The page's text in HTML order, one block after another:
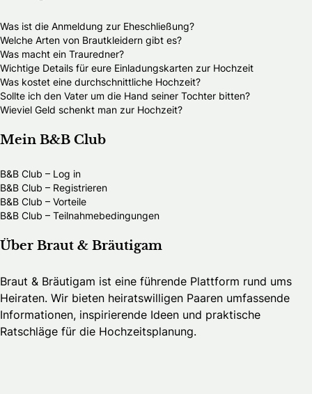
Was ist die Anmeldung zur Eheschließung?
Welche Arten von Brautkleidern gibt es?
Was macht ein Trauredner?
Wichtige Details für eure Einladungskarten zur Hochzeit
Was kostet eine durchschnittliche Hochzeit?
Sollte ich den Vater um die Hand seiner Tochter bitten?
Wieviel Geld schenkt man zur Hochzeit?
Mein B&B Club
B&B Club – Log in
B&B Club – Registrieren
B&B Club – Vorteile
B&B Club – Teilnahmebedingungen
Über Braut & Bräutigam
Braut & Bräutigam ist eine führende Plattform rund ums
Heiraten. Wir bieten heiratswilligen Paaren umfassende
Informationen, inspirierende Ideen und praktische
Ratschläge für die Hochzeitsplanung.